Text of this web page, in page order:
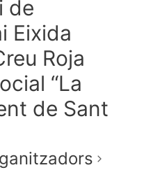
de
Eixida
Roja
“La
de Sant